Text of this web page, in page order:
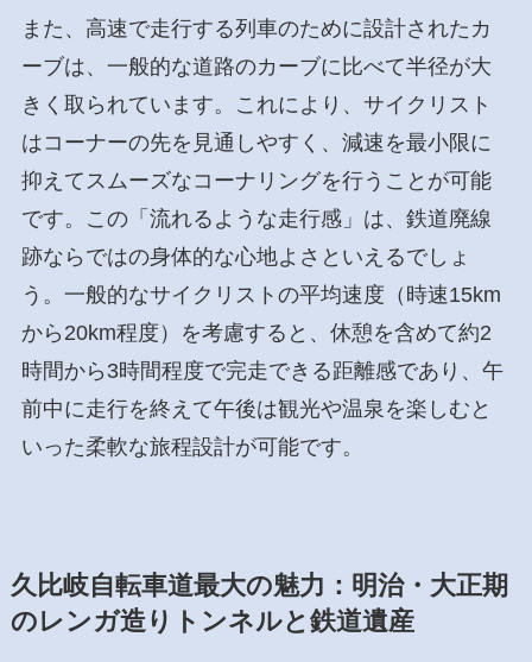
また、高速で走行する列車のために設計されたカ
ーブは、一般的な道路のカーブに比べて半径が大
きく取られています。これにより、サイクリスト
はコーナーの先を見通しやすく、減速を最小限に
抑えてスムーズなコーナリングを行うことが可能
です。この「流れるような走行感」は、鉄道廃線
跡ならではの身体的な心地よさといえるでしょ
う。一般的なサイクリストの平均速度（時速15km
から20km程度）を考慮すると、休憩を含めて約2
時間から3時間程度で完走できる距離感であり、午
前中に走行を終えて午後は観光や温泉を楽しむと
いった柔軟な旅程設計が可能です。
久比岐自転車道最大の魅力：明治・大正期
のレンガ造りトンネルと鉄道遺産